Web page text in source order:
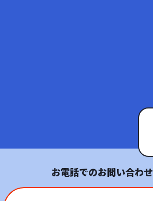
お電話でのお問い合わせ